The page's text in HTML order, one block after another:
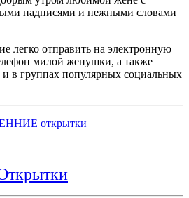
надписями и нежными словами
легко отправить на электронную
милой женушки, а также
и в группах популярных социальных
открытки